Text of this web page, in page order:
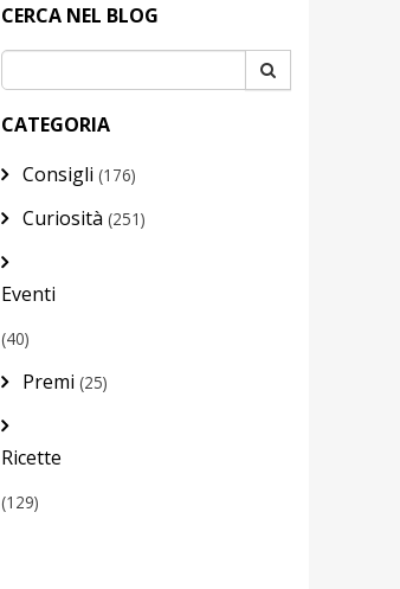
CERCA NEL BLOG
CATEGORIA
Consigli (176)
Curiosità (251)
Eventi
(40)
Premi (25)
Ricette
(129)